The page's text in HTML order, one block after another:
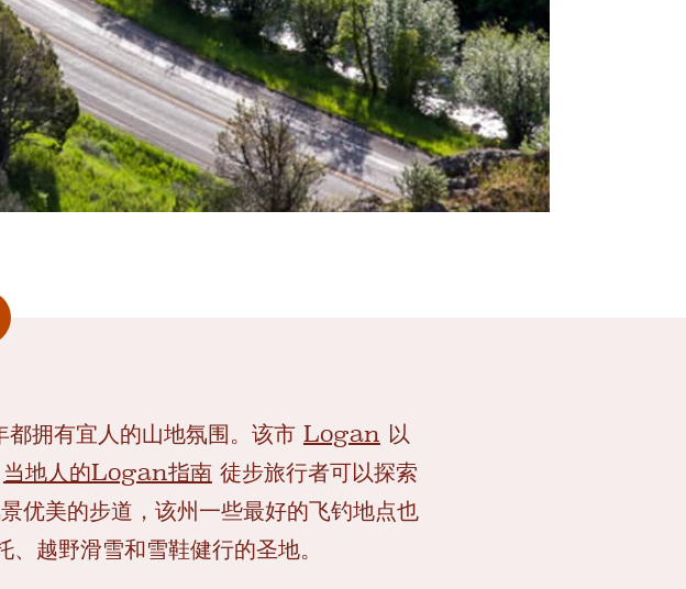
拥有宜人的山地氛围。该市 Logan 以
当地人的Logan指南徒步旅行者可以探索
美的步道，该州一些最好的飞钓地点也
越野滑雪和雪鞋健行的圣地。